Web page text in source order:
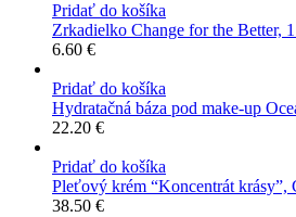
Pridať do košíka
Zrkadielko Change for the Better,
6.60 €
Pridať do košíka
Hydratačná báza pod make-up
22.20 €
Pridať do košíka
Pleťový krém “Koncentrát krásy”,
38.50 €